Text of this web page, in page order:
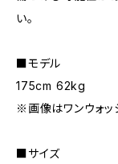
い。
■モデル
175cm 62kg
※画像はワンウォッ
■サイズ